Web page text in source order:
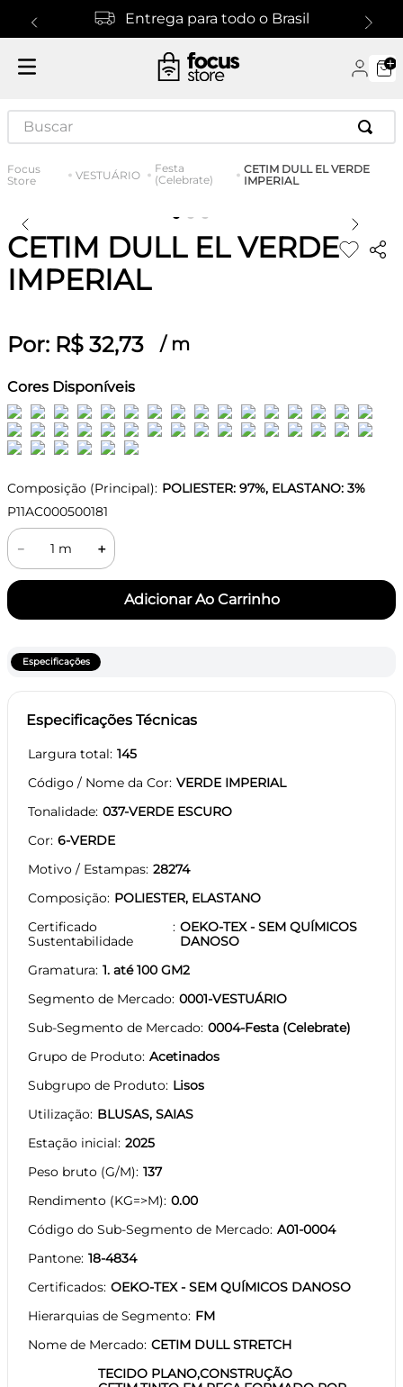
Entrega para todo o Brasil
Buscar
VESTUÁRIO
Festa
(Celebrate)
CETIM DULL EL VERDE
IMPERIAL
CETIM DULL EL VERDE
IMPERIAL
Por: R$ 32,73 / m
Cores Disponíveis
Composição (Principal): POLIESTER: 97%, ELASTANO: 3%
P11AC000500181
＋
－
Especificações
Especificações Técnicas
Largura total 145
Código / Nome da Cor VERDE IMPERIAL
Tonalidade 037-VERDE ESCURO
Cor 6-VERDE
Motivo / Estampas 28274
Composição POLIESTER, ELASTANO
Certificado
Sustentabilidade
OEKO-TEX - SEM QUÍMICOS
DANOSO
Gramatura 1. até 100 GM2
Segmento de Mercado 0001-VESTUÁRIO
Sub-Segmento de Mercado 0004-Festa (Celebrate)
Grupo de Produto Acetinados
Subgrupo de Produto Lisos
Utilização BLUSAS, SAIAS
Estação inicial 2025
Peso bruto (G/M) 137
Rendimento (KG=>M) 0.00
Código do Sub-Segmento de Mercado A01-0004
Pantone 18-4834
Certificados OEKO-TEX - SEM QUÍMICOS DANOSO
Hierarquias de Segmento FM
Nome de Mercado CETIM DULL STRETCH
TECIDO PLANO,CONSTRUÇÃO